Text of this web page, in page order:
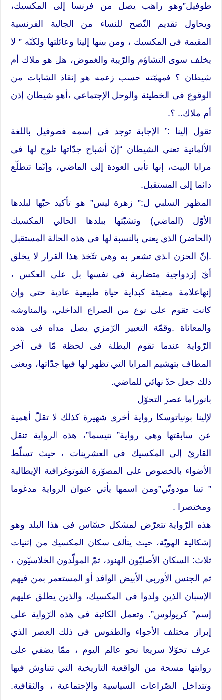
طوفيل”وهو راهب يصل من فرنسا إلى المكسيك،
ويحاول تقديم النّصح للنساء من الجالية الفرنسية
المقيمة فى المكسيك ، ومن بينها إلينا وعائلتها ولكنّه ” لا
يخلف سوى التشاؤم والرّيبة والغموض، هل هو ملاك أم
شيطان ؟ فمهمّته حسب زعمه هو إنقاذ الشابات من
الوقوع فى الخطيئة والوحل الإجتماعي ،أهو شيطان إذن
أم ملاك.. ؟.
تقول إلينا :” الإجابة توجد فى إسمه فطوفيل باللغة
الألمانية تعني الشيطان “إنّ أشباح جدّاتها تلوح لها فى
مرايا البيت، إنها تأبى العودة إلى الماضي، وإنّما تتطلّع
دائما إلى المستقبل.
المظهر السلبي ل:” زهرة ليس” هو تأكيد حبّها لبلدها
الأوّل (الماضي) وتشبّثها ببلدها الحالي المكسيك
(الحاضر) الذي يعني بالنسبة لها فى هذه الحالة المستقبل
.إنّ الحزن الذي تشعر به وهي تتّخذ هذا القرار لا يخلق
أيّ إزدواجية متضاربة فى نفسها بل على العكس ،
إنهاعلامة مضيئة كبداية حياة طبيعية عادية حتى وإن
كانت تقوم على نوع من الصراع الداخلي، والمناوشه
والمعاناة .وقمّة التعبير الرّمزي يصل مداه فى هذه
الرّواية عندما تقوم البطلة فى لحظة مّا فى آخر
المطاف بتهشيم المرايا التي تظهر لها فيها جدّاتها، ويعنى
ذلك جعل حدّ نهائي للماضي.
بانوراما عصر التحوّل
لإلينا بونياتوسكا رواية أخرى شهيرة كذلك لا تقلّ أهمية
عن سابقتها وهي رواية” تنيسما”، هذه الرواية تنقل
القارئ إلى المكسيك فى العشرينات ، حيث تسلّط
الأضواء بالخصوص على المصوّرة الفوتوغرافية الإيطالية
” تينا مودوتّي”ومن اسمها يأتي عنوان الرواية مدغوما
ومختصرا .
هذه الرّواية تتعرّض لمشكل حسّاس فى هذا البلد وهو
إشكالية الهويّة، حيث يتألف سكان المكسيك من إثنيات
ثلاث: السكان الأصليّون الهنود، ثمّ المولّدون الخلاسيّون ،
ثم الجنس الأوربي الأبيض الوافد أو المستعمر بمن فيهم
الإسبان الذين ولدوا فى المكسيك، والذين يطلق عليهم
إسم” كريولوس”. وتعمل الكاتبة فى هذه الرّواية على
إبراز مختلف الأجواء والطقوس فى ذلك العصر الذي
عرف تحوّلا سريعا نحو عالم اليوم ، ممّا يضفي على
روايتها مسحة من الواقعية التاريخية التي تتناوش فيها
وتتداخل الصّراعات السياسية والإجتماعية ، والثقافية.